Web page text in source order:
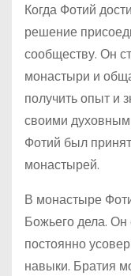
Когда Фотий
решение
сообществу. Он
монастыри и
получить опыт и
своими
Фотий был
монастырей.
В монастыре
Божьего дела. Он
постоянно
навыки. Братия